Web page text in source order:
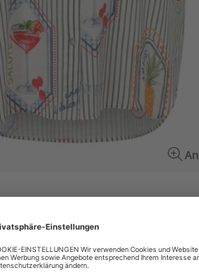
aus Längsstreifen und
AUCH